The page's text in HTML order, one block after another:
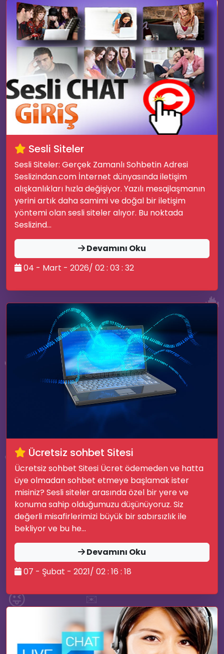
💚
🎶
💭
✉️
🎤 🎧
😜
🔥
💚
🔥
Sesli Siteler
Sesli Siteler: Gerçek Zamanlı Sohbetin Adresi
Seslizindan.com İnternet dünyasında iletişim
alışkanlıkları hızla değişiyor. Yazılı mesajlaşmanın
yerini artık daha samimi ve doğal bir iletişim
yöntemi olan sesli siteler alıyor. Bu noktada
Seslizind...
Devamını Oku
04 - Mart - 2026/ 02 : 03 : 32
Ücretsiz sohbet Sitesi
Ücretsiz sohbet Sitesi Ücret ödemeden ve hatta
üye olmadan sohbet etmeye başlamak ister
misiniz? Sesli siteler arasında özel bir yere ve
konuma sahip olduğumuzu düşünüyoruz. Siz
değerli misafirlerimizi büyük bir sabırsızlık ile
bekliyor ve bu he...
Devamını Oku
07 - Şubat - 2021/ 02 : 16 : 18